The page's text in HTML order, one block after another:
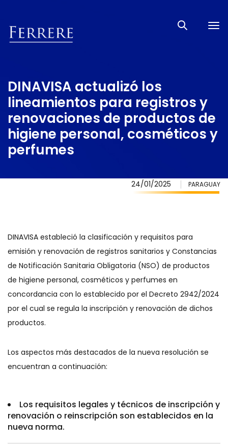
DINAVISA actualizó los
lineamientos para registros y
renovaciones de productos de
higiene personal, cosméticos y
perfumes
24/01/2025 PARAGUAY
DINAVISA estableció la clasificación y requisitos para
emisión y renovación de registros sanitarios y Constancias
de Notificación Sanitaria Obligatoria (NSO) de productos
de higiene personal, cosméticos y perfumes en
concordancia con lo establecido por el Decreto 2942/2024
por el cual se regula la inscripción y renovación de dichos
productos.
Los aspectos más destacados de la nueva resolución se
encuentran a continuación:
Los requisitos legales y técnicos de inscripción y
renovación o reinscripción son establecidos en la
nueva norma.